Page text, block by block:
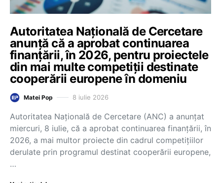
Autoritatea Națională de Cercetare
anunță că a aprobat continuarea
finanțării, în 2026, pentru proiectele
din mai multe competiții destinate
cooperării europene în domeniu
Matei Pop 8 iulie 2026
Autoritatea Națională de Cercetare (ANC) a anunțat
miercuri, 8 iulie, că a aprobat continuarea finanțării, în
2026, a mai multor proiecte din cadrul competițiilor
derulate prin programul destinat cooperării europene,
…